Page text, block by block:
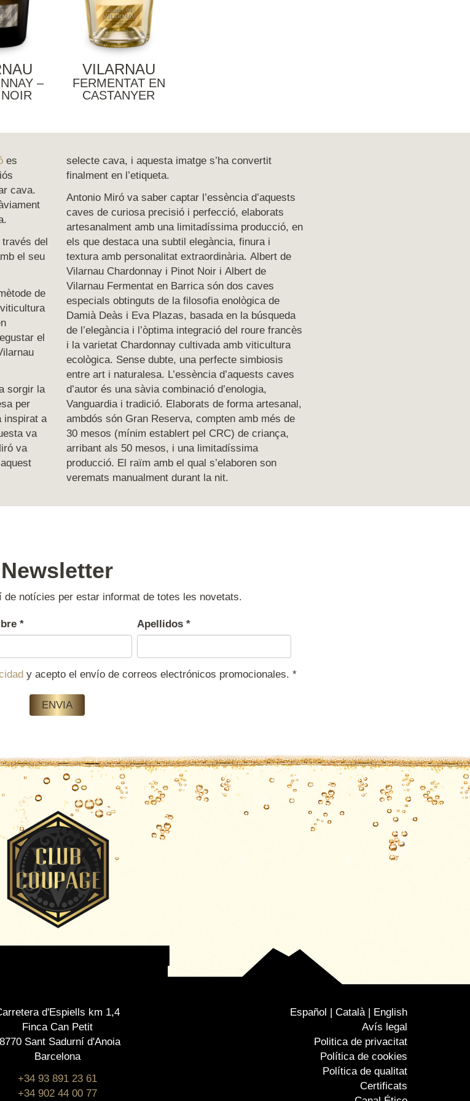
–
VILARNAU
FERMENTAT EN
CASTANYER
es
cava.
del
el seu
de
el
sorgir la
per
inspirat a
va
va
selecte cava, i aquesta imatge s’ha convertit
finalment en l’etiqueta.
Antonio Miró va saber captar l’essència d’aquests
caves de curiosa precisió i perfecció, elaborats
artesanalment amb una limitadíssima producció, en
els que destaca una subtil elegància, finura i
textura amb personalitat extraordinària. Albert de
Vilarnau Chardonnay i Pinot Noir i Albert de
Vilarnau Fermentat en Barrica són dos caves
especials obtinguts de la filosofia enològica de
Damià Deàs i Eva Plazas, basada en la búsqueda
de l’elegància i l’òptima integració del roure francès
i la varietat Chardonnay cultivada amb viticultura
ecològica. Sense dubte, una perfecte simbiosis
entre art i naturalesa. L’essència d’aquests caves
d’autor és una sàvia combinació d’enologia,
Vanguardia i tradició. Elaborats de forma artesanal,
ambdós són Gran Reserva, compten amb més de
30 mesos (mínim establert pel CRC) de criança,
arribant als 50 mesos, i una limitadíssima
producció. El raïm amb el qual s’elaboren son
veremats manualment durant la nit.
Newsletter
notícies per estar informat de totes les novetats.
* Apellidos *
y acepto el envío de correos electrónicos promocionales. *
ENVIA
d'Espiells km 1,4
Finca Can Petit
Sant Sadurní d'Anoia
Barcelona
+34 93 891 23 61
+34 902 44 00 77
Español Català
English
Avís legal
Politica de privacitat
Política de cookies
Política de qualitat
Certificats